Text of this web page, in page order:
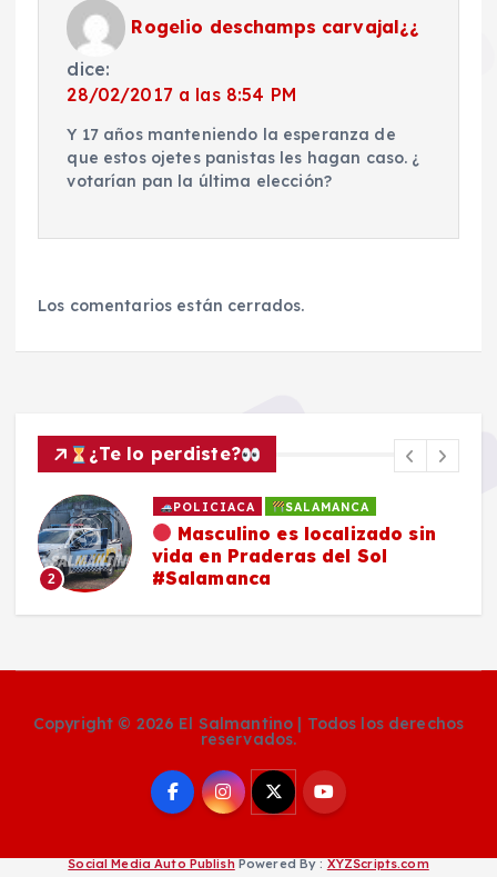
Rogelio deschamps carvajal¿¿
dice:
28/02/2017 a las 8:54 PM
Y 17 años manteniendo la esperanza de
que estos ojetes panistas les hagan caso. ¿
votarían pan la última elección?
Los comentarios están cerrados.
¿Te lo perdiste?
2
POLICIACA SALAMANCA
Masculino es localizado sin
vida en Praderas del Sol
#Salamanca
Copyright © 2026 El Salmantino | Todos los derechos
reservados.
Social Media Auto Publish Powered By : XYZScripts.com